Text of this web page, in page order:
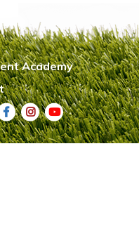
Academy